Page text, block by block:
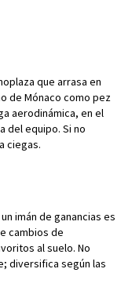
que arrasa en
de Mónaco como pez
aerodinámica, en el
del equipo. Si no
ciegas.
imán de ganancias es
cambios de
al suelo. No
diversifica según las